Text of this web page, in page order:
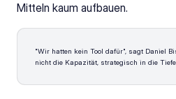
Mitteln kaum aufbauen.
"Wir hatten kein Tool dafür", sagt Daniel
nicht die Kapazität, strategisch in die Tiefe